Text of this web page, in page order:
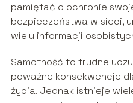
pamiętać o ochronie
bezpieczeństwa w sieci,
wielu informacji
Samotność to trudne
poważne konsekwencje
życia. Jednak istnieje